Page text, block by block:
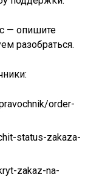
— опишите
разобраться.
order-
status-zakaza-
zakaz-na-